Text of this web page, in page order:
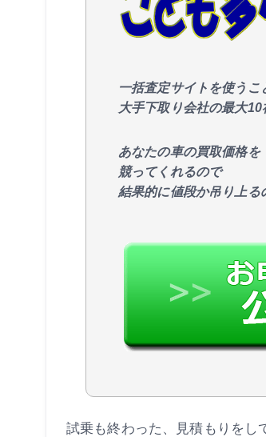
一括査定サイトを使うこ
大手下取り会社の最大10
あなたの車の買取価格を
競ってくれるので
結果的に値段か吊り上る
試乗も終わった、見積もりをし